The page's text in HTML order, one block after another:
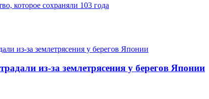
которое сохраняли 103 года
из-за землетрясения у берегов Японии